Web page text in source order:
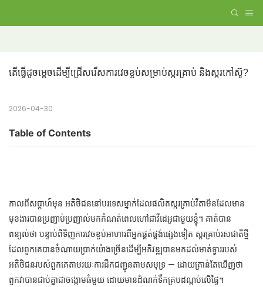
តើធ្វើដូចម្តេចដើម្បីជ្រើសរើសការវេចខ្ចប់សម្រាប់ស្ករគ្រាប់ និងស្ករកៅស៊ូ?
2026-04-30
Table of Contents
កាលពីសប្តាហ៍មុន អតិថិជននៅបរទេសម្នាក់ដែលផលិតស្ករគ្រាប់វីតាមីនដែលមាន
មុខងារបានប្រញាប់ប្រញាល់មកកំណត់ពេលហៅជាវីដេអូជាមួយខ្ញុំ។ គាត់បាន
ពន្យល់ថា បន្ទាប់ពីទិញការវេចខ្ចប់អាហារពីអ្នកផ្គត់ផ្គង់ផ្សេងទៀត ស្ករគ្រាប់រសជាតិថ្មី
ដែលពួកគេបានចំណាយប្រាក់យ៉ាងច្រើនដើម្បីអភិវឌ្ឍបានមកដល់មាត់ទ្វាររបស់
អតិថិជនរបស់ពួកគេតាមរយៈការដឹកជញ្ជូនតាមសមុទ្រ — ដោយគ្រាន់តែឃើញថា
ពួកវាបានជាប់គ្នាជាចង្កោមធំមួយ ដោយមានដំណក់ទឹកគ្របដណ្តប់លើផ្ទៃ។